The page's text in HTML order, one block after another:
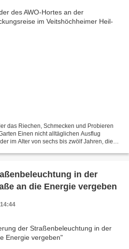
das Riechen, Schmecken und Probieren
Einen nicht alltäglichen Ausflug
im Alter von sechs bis zwölf Jahren, die
in der
Günterslebener Straße an die Energie vergeben